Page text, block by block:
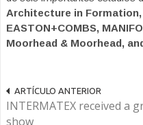
Architecture in
EASTON+COMBS,
Moorhead & Moorhead,
ARTÍCULO ANTERIOR
INTERMATEX received a
show